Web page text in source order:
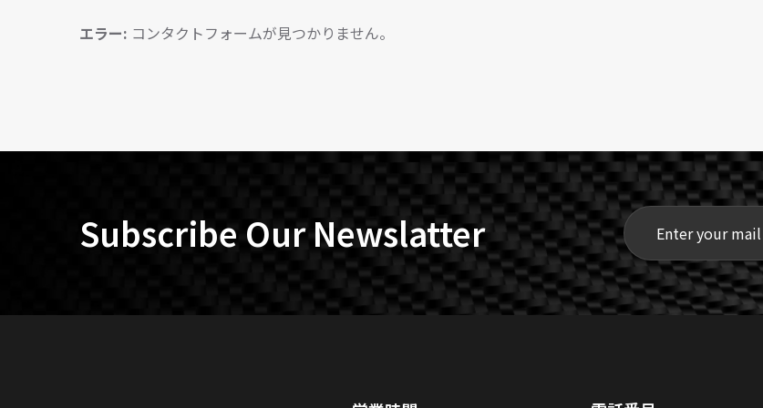
エラー: コンタクトフォームが見つかりません。
Subscribe Our Newslatter